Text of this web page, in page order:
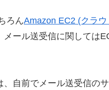
ろんAmazon EC2 (クラ
メール送受信に関しては
自前でメール送受信の